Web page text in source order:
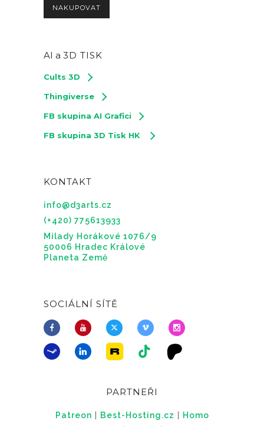
NAKUPOVAT
AI a 3D TISK
Cults 3D
Thingiverse
FB skupina AI Grafici
FB skupina 3D Tisk HK
KONTAKT
info@d3arts.cz
(+420) 775613933
Milady Horákové 1076/9
50006 Hradec Králové
Planeta Země
SOCIÁLNÍ SÍTĚ
PARTNEŘI
Patreon Best-Hosting.cz
Homo